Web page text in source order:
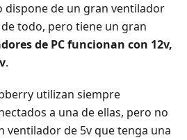
dispone de un gran ventilador
todo, pero tiene un gran
de PC funcionan con 12v,
.
utilizan siempre
a una de ellas, pero no
ventilador de 5v que tenga una